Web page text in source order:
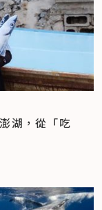
湖，從「吃